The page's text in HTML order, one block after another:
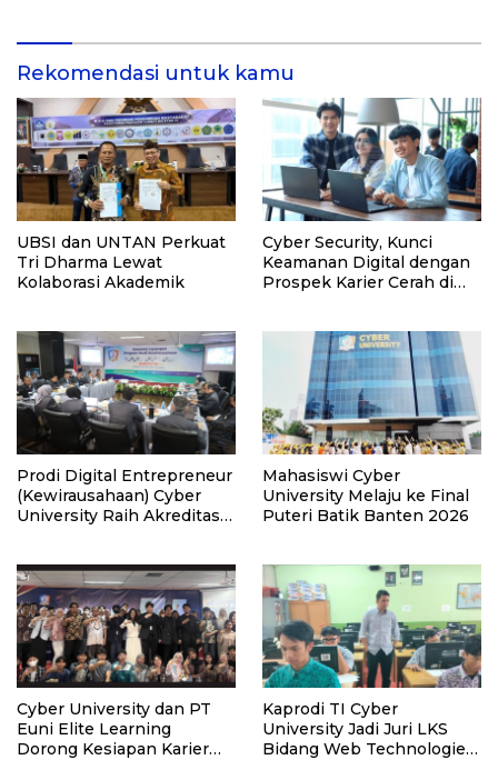
Rekomendasi untuk kamu
UBSI dan UNTAN Perkuat
Tri Dharma Lewat
Kolaborasi Akademik
Cyber Security, Kunci
Keamanan Digital dengan
Prospek Karier Cerah di
Prodi Digital Entrepreneur
(Kewirausahaan) Cyber
University Raih Akreditasi
Mahasiswi Cyber
University Melaju ke Final
Puteri Batik Banten 2026
Cyber University dan PT
Euni Elite Learning
Dorong Kesiapan Karier
Kaprodi TI Cyber
University Jadi Juri LKS
Bidang Web Technologies